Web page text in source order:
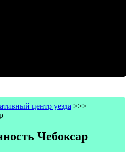
центр уезда >>>
Чебоксар